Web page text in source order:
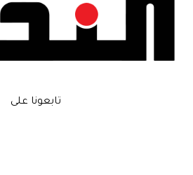
تابعونا على